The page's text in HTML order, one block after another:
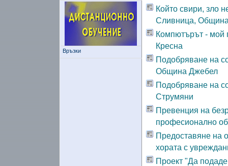
Връзки
Който свири, зло
Сливница,
Компютърът - мой
Кресна
Подобряване на
Община Джебел
Подобряване на
Струмяни
Превенция на
професионално
Предоставяне на
хората с
Проект "Да